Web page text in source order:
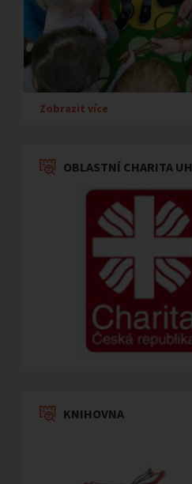
Zobrazit více
OBLASTNÍ CHARITA UH
KNIHOVNA